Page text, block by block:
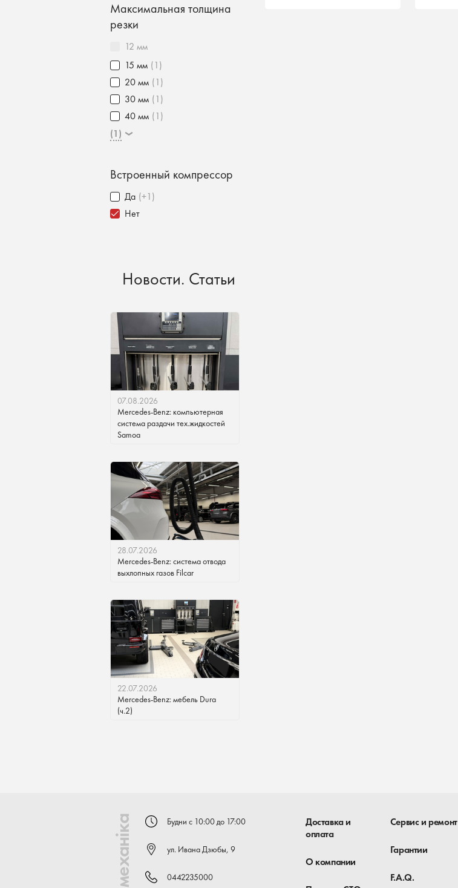
Максимальная толщина
резки
12 мм
15 мм (1)
20 мм (1)
30 мм (1)
40 мм (1)
(1)
Встроенный компрессор
Да (+1)
Нет
Новости. Статьи
07.08.2026
Mercedes-Benz: компьютерная
система раздачи тех.жидкостей
Samoa
28.07.2026
Mercedes-Benz: система отвода
выхлопных газов Filcar
22.07.2026
Mercedes-Benz: мебель Dura
(ч.2)
Будни с 10:00 до 17:00
ул. Ивана Дзюбы, 9
0442235000
Доставка и
оплата
О компании
Сервис и ремонт
Гарантии
F.A.Q.